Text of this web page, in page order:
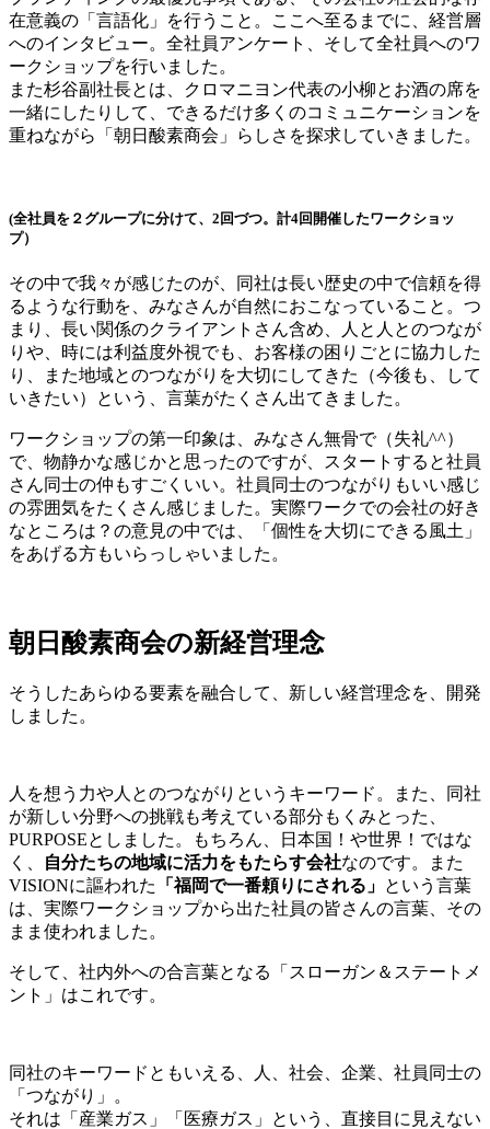
在意義の「言語化」を行うこと。ここへ至るまでに、経営層
へのインタビュー。全社員アンケート、そして全社員へのワ
ークショップを行いました。
また杉谷副社長とは、クロマニヨン代表の小柳とお酒の席を
一緒にしたりして、できるだけ多くのコミュニケーションを
重ねながら「朝日酸素商会」らしさを探求していきました。
(全社員を２グループに分けて、2回づつ。計4回開催したワークショッ
プ）
その中で我々が感じたのが、同社は長い歴史の中で信頼を得
るような行動を、みなさんが自然におこなっていること。つ
まり、長い関係のクライアントさん含め、人と人とのつなが
りや、時には利益度外視でも、お客様の困りごとに協力した
り、また地域とのつながりを大切にしてきた（今後も、して
いきたい）という、言葉がたくさん出てきました。
ワークショップの第一印象は、みなさん無骨で（失礼^^）
で、物静かな感じかと思ったのですが、スタートすると社員
さん同士の仲もすごくいい。社員同士のつながりもいい感じ
の雰囲気をたくさん感じました。実際ワークでの会社の好き
なところは？の意見の中では、「個性を大切にできる風土」
をあげる方もいらっしゃいました。
朝日酸素商会の新経営理念
そうしたあらゆる要素を融合して、新しい経営理念を、開発
しました。
人を想う力や人とのつながりというキーワード。また、同社
が新しい分野への挑戦も考えている部分もくみとった、
PURPOSEとしました。もちろん、日本国！や世界！ではな
く、
自分たちの地域に活力をもたらす会社なのです。また
VISIONに謳われた
「福岡で一番頼りにされる」 という言葉
は、実際ワークショップから出た社員の皆さんの言葉、その
まま使われました。
そして、社内外への合言葉となる「スローガン＆ステートメ
ント」はこれです。
同社のキーワードともいえる、人、社会、企業、社員同士の
「つながり」。
それは「産業ガス」「医療ガス」という、直接目に見えない